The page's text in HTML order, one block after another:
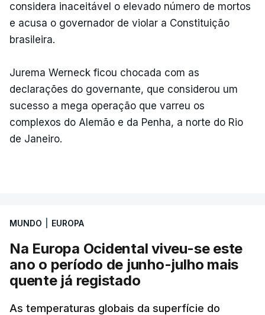
considera inaceitável o elevado número de mortos
e acusa o governador de violar a Constituição
brasileira.
Jurema Werneck ficou chocada com as
declarações do governante, que considerou um
sucesso a mega operação que varreu os
complexos do Alemão e da Penha, a norte do Rio
de Janeiro.
MUNDO EUROPA
Na Europa Ocidental viveu-se este
ano o período de junho-julho mais
quente já registado
As temperaturas globais da superfície do